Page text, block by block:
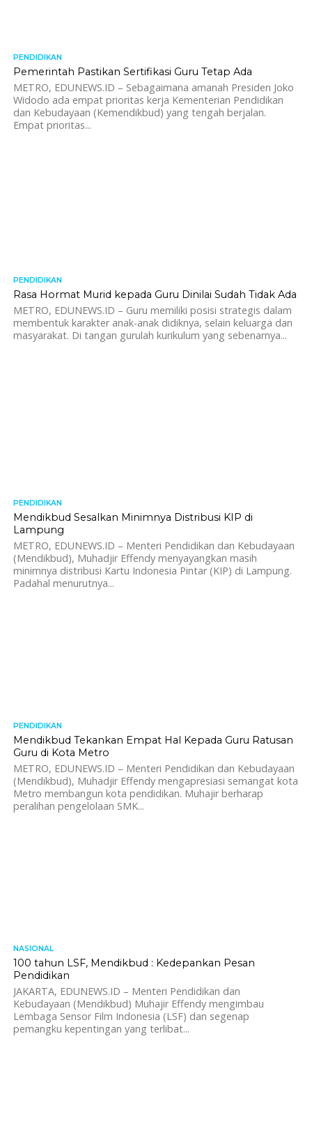
PENDIDIKAN
Pemerintah Pastikan Sertifikasi Guru Tetap Ada
METRO, EDUNEWS.ID – Sebagaimana amanah Presiden Joko
Widodo ada empat prioritas kerja Kementerian Pendidikan
dan Kebudayaan (Kemendikbud) yang tengah berjalan.
Empat prioritas...
PENDIDIKAN
Rasa Hormat Murid kepada Guru Dinilai Sudah Tidak Ada
METRO, EDUNEWS.ID – Guru memiliki posisi strategis dalam
membentuk karakter anak-anak didiknya, selain keluarga dan
masyarakat. Di tangan gurulah kurikulum yang sebenarnya...
PENDIDIKAN
Mendikbud Sesalkan Minimnya Distribusi KIP di
Lampung
METRO, EDUNEWS.ID – Menteri Pendidikan dan Kebudayaan
(Mendikbud), Muhadjir Effendy menyayangkan masih
minimnya distribusi Kartu Indonesia Pintar (KIP) di Lampung.
Padahal menurutnya...
PENDIDIKAN
Mendikbud Tekankan Empat Hal Kepada Guru Ratusan
Guru di Kota Metro
METRO, EDUNEWS.ID – Menteri Pendidikan dan Kebudayaan
(Mendikbud), Muhadjir Effendy mengapresiasi semangat kota
Metro membangun kota pendidikan. Muhajir berharap
peralihan pengelolaan SMK...
NASIONAL
100 tahun LSF, Mendikbud : Kedepankan Pesan
Pendidikan
JAKARTA, EDUNEWS.ID – Menteri Pendidikan dan
Kebudayaan (Mendikbud) Muhajir Effendy mengimbau
Lembaga Sensor Film Indonesia (LSF) dan segenap
pemangku kepentingan yang terlibat...